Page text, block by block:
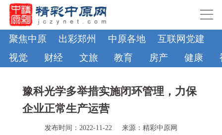
聚焦中原 出彩郑州 中原各地 互联网党建
视觉
财经 文旅 教育 房产 健康
豫科光学多举措实施闭环管理，力保
企业正常生产运营
发布时间：2022-11-22 来源：精彩中原网